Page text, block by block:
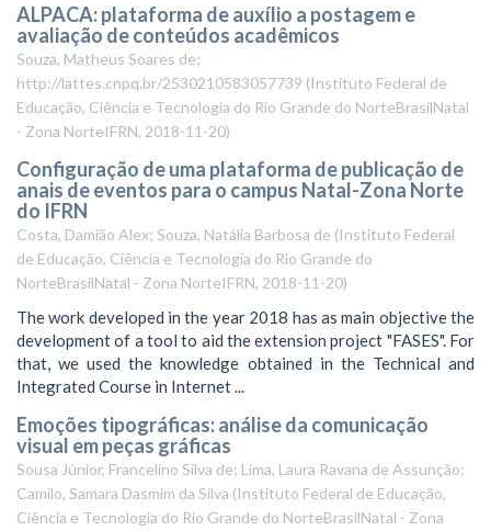
ALPACA: plataforma de auxílio a postagem e
avaliação de conteúdos acadêmicos
Souza, Matheus Soares de;
http://lattes.cnpq.br/2530210583057739 (Instituto Federal de
Educação, Ciência e Tecnologia do Rio Grande do NorteBrasilNatal
- Zona NorteIFRN, 2018-11-20)
Configuração de uma plataforma de publicação de
anais de eventos para o campus Natal-Zona Norte
do IFRN
Costa, Damião Alex; Souza, Natália Barbosa de (Instituto Federal
de Educação, Ciência e Tecnologia do Rio Grande do
NorteBrasilNatal - Zona NorteIFRN, 2018-11-20)
The work developed in the year 2018 has as main objective the
development of a tool to aid the extension project "FASES". For
that, we used the knowledge obtained in the Technical and
Integrated Course in Internet ...
Emoções tipográficas: análise da comunicação
visual em peças gráficas
Sousa Júnior, Francelino Silva de; Lima, Laura Ravana de Assunção;
Camilo, Samara Dasmim da Silva (Instituto Federal de Educação,
Ciência e Tecnologia do Rio Grande do NorteBrasilNatal - Zona